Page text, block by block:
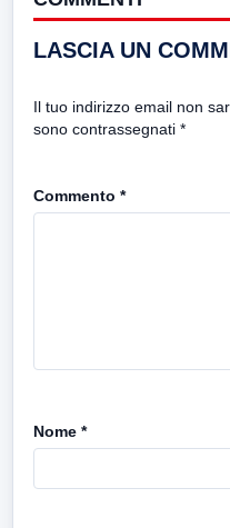
LASCIA UN
Il tuo indirizzo email non
sono contrassegnati *
Commento *
Nome *